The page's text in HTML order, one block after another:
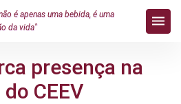
é apenas uma bebida, é uma
da vida"
presença na
CEEV